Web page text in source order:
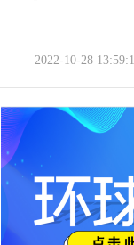
2022-10-28